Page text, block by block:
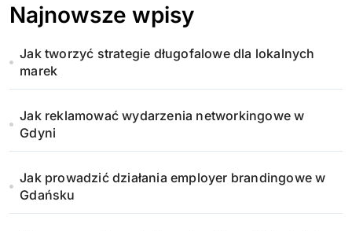
Najnowsze wpisy
Jak tworzyć strategie długofalowe dla lokalnych
marek
Jak reklamować wydarzenia networkingowe w
Gdyni
Jak prowadzić działania employer brandingowe w
Gdańsku